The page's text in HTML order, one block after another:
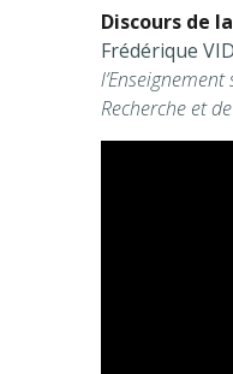
Discours de
Frédérique
Recherche et